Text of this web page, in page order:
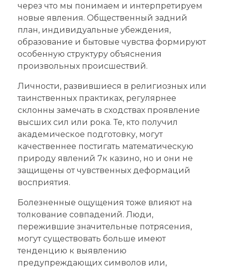
через что мы понимаем и интерпретируем
новые явления. Общественный задний
план, индивидуальные убеждения,
образование и бытовые чувства формируют
особенную структуру объяснения
произвольных происшествий.
Личности, развившиеся в религиозных или
таинственных практиках, регулярнее
склонны замечать в сходствах проявление
высших сил или рока. Те, кто получил
академическое подготовку, могут
качественнее постигать математическую
природу явлений 7к казино, но и они не
защищены от чувственных деформаций
восприятия.
Болезненные ощущения тоже влияют на
толкование совпадений. Люди,
пережившие значительные потрясения,
могут существовать больше имеют
тенденцию к выявлению
предупреждающих символов или,